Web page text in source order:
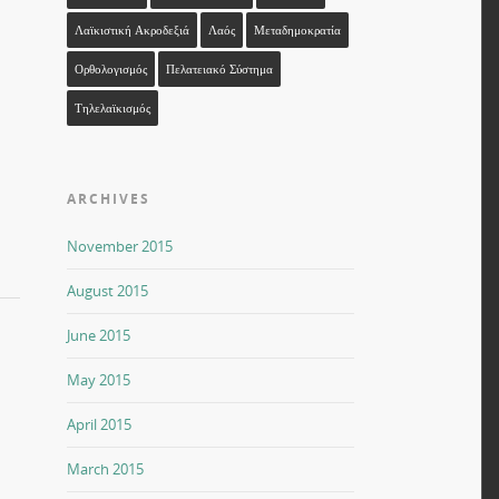
Λαϊκιστική Ακροδεξιά Λαός Μεταδημοκρατία
Ορθολογισμός Πελατειακό Σύστημα
Τηλελαϊκισμός
ARCHIVES
November 2015
August 2015
June 2015
May 2015
April 2015
March 2015